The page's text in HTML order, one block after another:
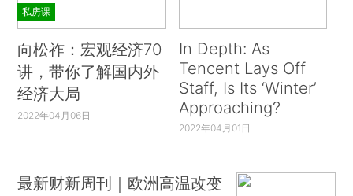
私房课
向松祚：宏观经济70
讲，带你了解国内外
经济大局
2022年04月06日
In Depth: As
Tencent Lays Off
Staff, Is Its ‘Winter’
Approaching?
2022年04月01日
最新财新周刊｜欧洲高温改变